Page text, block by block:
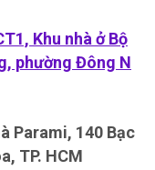
Khu nhà ở Bộ
phường Đông N
Parami, 140 Bạc
TP. HCM